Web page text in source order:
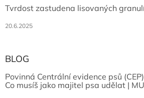
Tvrdost zastudena lisovaných granulí
20.6.2025
BLOG
Povinná Centrální evidence psů
Co musíš jako majitel psa udělat |